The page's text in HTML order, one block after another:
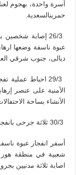
أسرة واحدة، بهجوم
حمرينالسعدية.
26/3 إصابة
عبوة ناسفة وضعها
ديالى، جنوب شرقي
29/3 احباط
الأمنية على عنصر
الأنشاء بساحة
أسفر انفجار عبوة
شعبية في منطقة هور
اصابة ثلاثة مدنيين